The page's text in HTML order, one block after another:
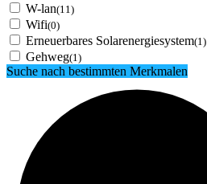
W-lan(11)
Wifi(0)
Erneuerbares Solarenergiesystem(1)
Gehweg(1)
Suche nach bestimmten Merkmalen